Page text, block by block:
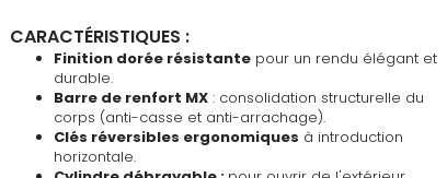
CARACTÉRISTIQUES :
Finition dorée résistante pour un rendu élégant et
durable.
Barre de renfort MX : consolidation structurelle du
corps (anti-casse et anti-arrachage).
Clés réversibles ergonomiques à introduction
horizontale.